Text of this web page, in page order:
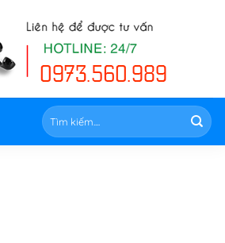
Tìm
kiếm: